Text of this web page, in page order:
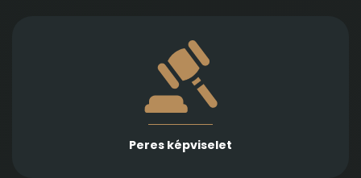
Peres képviselet
Több különböző jogterületen nyújtunk rutinos
képviseletet első és másodfokon, városi/kerületi és
megyei, valamint ítélőtáblák előtt